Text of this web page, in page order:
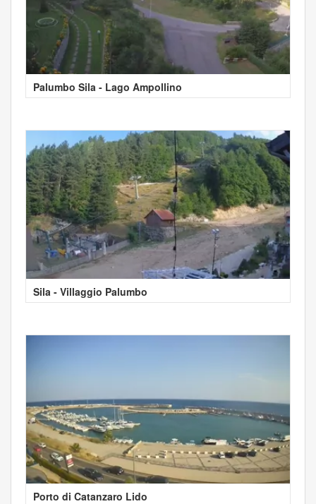
Palumbo Sila - Lago Ampollino
Sila - Villaggio Palumbo
Porto di Catanzaro Lido